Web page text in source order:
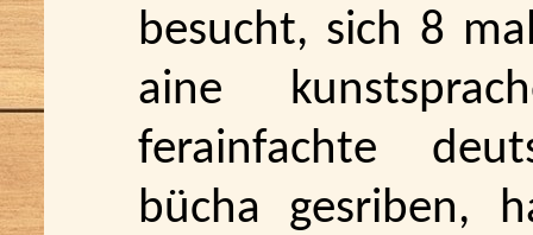
besucht, sich 8
aine
ferainfachte
bücha gesriben,